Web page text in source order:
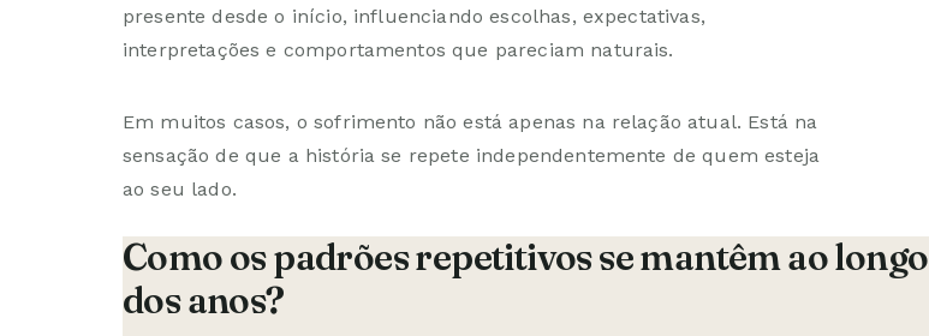
presente desde o início, influenciando escolhas, expectativas,
interpretações e comportamentos que pareciam naturais.
Em muitos casos, o sofrimento não está apenas na relação atual. Está na
sensação de que a história se repete independentemente de quem esteja
ao seu lado.
Como os padrões repetitivos se mantêm ao longo
dos anos?